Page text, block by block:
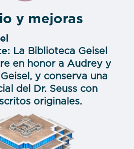
y mejoras
La Biblioteca Geisel
en honor a Audrey y
y conserva una
del Dr. Seuss con
originales.